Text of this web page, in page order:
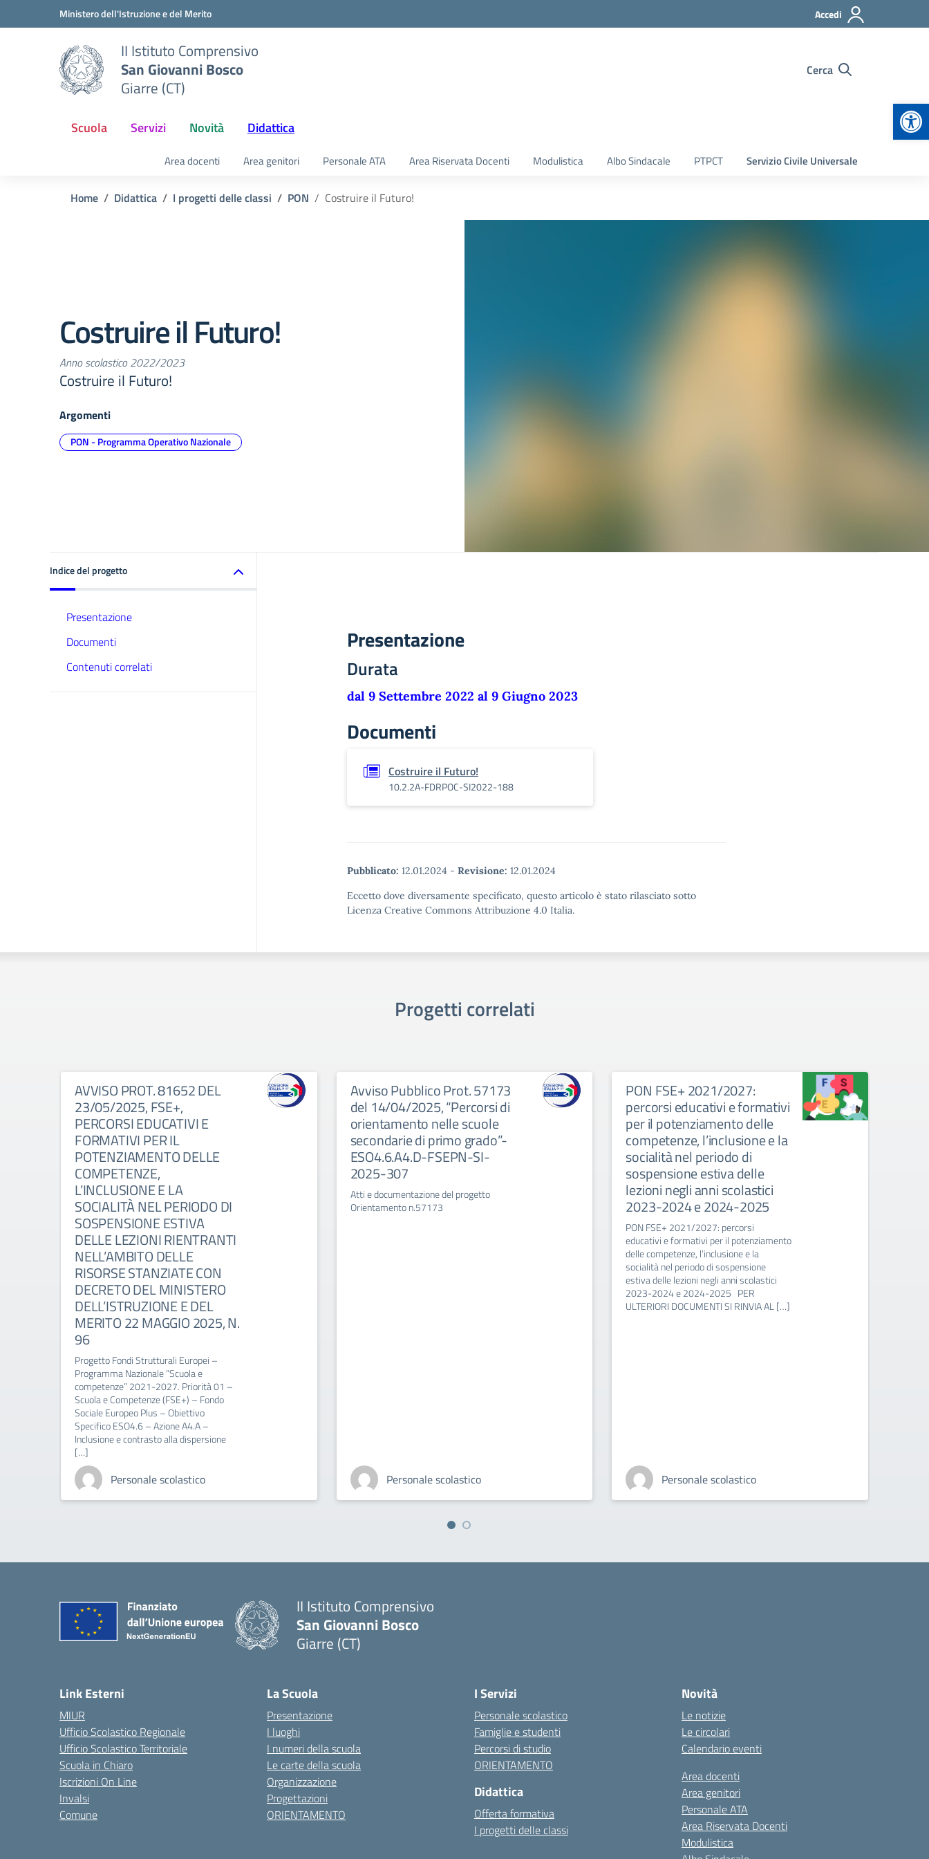
Vai ai contenuti
Vai al menu di navigazioneMinistero dell'Istruzione e del Merito Accedi
II Istituto Comprensivo
San Giovanni Bosco
Giarre (CT)
Cerca
Scuola Servizi Novità Didattica
Area docenti Area genitori Personale ATA Area Riservata Docenti Modulistica Albo Sindacale PTPCT Servizio Civile Universale
Home Didattica I progetti delle classi PON Costruire il Futuro!
Costruire il Futuro!
Anno scolastico 2022/2023
Costruire il Futuro!
Argomenti
PON - Programma Operativo Nazionale
Indice del progetto
Presentazione
Documenti
Contenuti correlati
Presentazione
Durata
dal 9 Settembre 2022 al 9 Giugno 2023
Documenti
Costruire il Futuro!
10.2.2A-FDRPOC-SI2022-188
Pubblicato: 12.01.2024 - Revisione: 12.01.2024
Eccetto dove diversamente specificato, questo articolo è stato rilasciato sotto
Licenza Creative Commons Attribuzione 4.0 Italia.
Progetti correlati
AVVISO PROT. 81652 DEL
23/05/2025, FSE+,
PERCORSI EDUCATIVI E
FORMATIVI PER IL
POTENZIAMENTO DELLE
COMPETENZE,
L’INCLUSIONE E LA
SOCIALITÀ NEL PERIODO DI
SOSPENSIONE ESTIVA
DELLE LEZIONI RIENTRANTI
NELL’AMBITO DELLE
RISORSE STANZIATE CON
DECRETO DEL MINISTERO
DELL’ISTRUZIONE E DEL
MERITO 22 MAGGIO 2025, N.
96
Progetto Fondi Strutturali Europei –
Programma Nazionale “Scuola e
competenze” 2021-2027. Priorità 01 –
Scuola e Competenze (FSE+) – Fondo
Sociale Europeo Plus – Obiettivo
Specifico ESO4.6 – Azione A4.A –
Inclusione e contrasto alla dispersione
[…]
Personale scolastico
Avviso Pubblico Prot. 57173
del 14/04/2025, “Percorsi di
orientamento nelle scuole
secondarie di primo grado”-
ESO4.6.A4.D-FSEPN-SI-
2025-307
Atti e documentazione del progetto
Orientamento n.57173
Personale scolastico
PON FSE+ 2021/2027:
percorsi educativi e formativi
per il potenziamento delle
competenze, l’inclusione e la
socialità nel periodo di
sospensione estiva delle
lezioni negli anni scolastici
2023-2024 e 2024-2025
PON FSE+ 2021/2027: percorsi
educativi e formativi per il potenziamento
delle competenze, l’inclusione e la
socialità nel periodo di sospensione
estiva delle lezioni negli anni scolastici
2023-2024 e 2024-2025 PER
ULTERIORI DOCUMENTI SI RINVIA AL […]
Personale scolastico
II Istituto Comprensivo
San Giovanni Bosco
Giarre (CT)
Link Esterni
MIUR
Ufficio Scolastico Regionale
Ufficio Scolastico Territoriale
Scuola in Chiaro
Iscrizioni On Line
Invalsi
Comune
La Scuola
Presentazione
I luoghi
I numeri della scuola
Le carte della scuola
Organizzazione
Progettazioni
ORIENTAMENTO
I Servizi
Personale scolastico
Famiglie e studenti
Percorsi di studio
ORIENTAMENTO
Didattica
Offerta formativa
I progetti delle classi
Novità
Le notizie
Le circolari
Calendario eventi
Area docenti
Area genitori
Personale ATA
Area Riservata Docenti
Modulistica